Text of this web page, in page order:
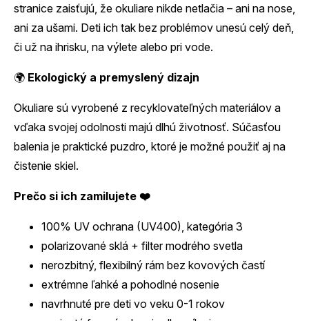
stranice zaisťujú, že okuliare nikde netlačia – ani na nose,
ani za ušami. Deti ich tak bez problémov unesú celý deň,
či už na ihrisku, na výlete alebo pri vode.
🌍 Ekologický a premyslený dizajn
Okuliare sú vyrobené z recyklovateľných materiálov a
vďaka svojej odolnosti majú dlhú životnosť. Súčasťou
balenia je praktické puzdro, ktoré je možné použiť aj na
čistenie skiel.
Prečo si ich zamilujete ❤️
100% UV ochrana (UV400), kategória 3
polarizované sklá + filter modrého svetla
nerozbitný, flexibilný rám bez kovových častí
extrémne ľahké a pohodlné nosenie
navrhnuté pre deti vo veku 0-1 rokov